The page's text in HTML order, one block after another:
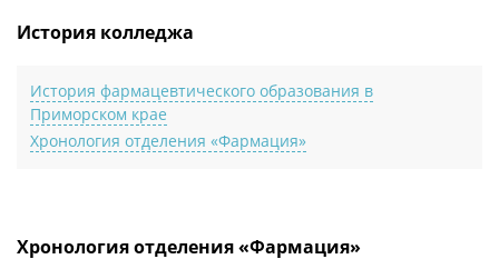
История колледжа
История фармацевтического образования в
Приморском крае
Хронология отделения «Фармация»
Хронология отделения «Фармация»